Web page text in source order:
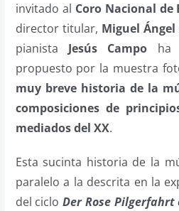
invitado al Coro Nacional de
director titular, Miguel
pianista Jesús Campo ha
propuesto por la muestra
muy breve historia de la
composiciones de
mediados del XX.
Esta sucinta historia de la
paralelo a la descrita en la
del cicloDer Rose Pilgerfahrt